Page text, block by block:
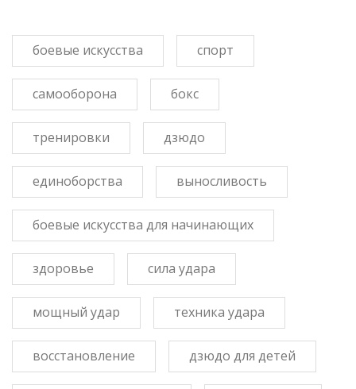
боевые искусства спорт
самооборона бокс
тренировки дзюдо
единоборства выносливость
боевые искусства для начинающих
здоровье сила удара
мощный удар техника удара
восстановление дзюдо для детей